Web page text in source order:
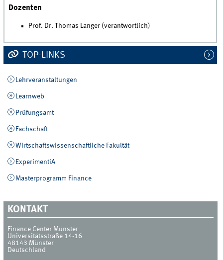
Dozenten
Prof. Dr. Thomas Langer (verantwortlich)
TOP-LINKS
Lehrveranstaltungen
Learnweb
Prüfungsamt
Fachschaft
Wirtschaftswissenschaftliche Fakultät
ExperimentiA
Masterprogramm Finance
KONTAKT
Finance Center Münster
Universitätsstraße 14-16
48143 Münster
Deutschland